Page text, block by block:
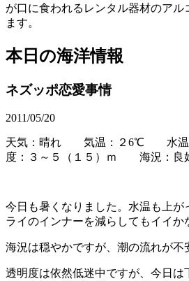
が口に食われるレンタル器材のアル
ます。
本日の海洋情報
ネズッポ恋愛事情
2011/05/20
天気：晴れ 気温：２6℃ 水
度：３～５（１５）ｍ 海況：良
今日も暑くなりました。水温も上が
ライのインナーを減らしてもイイか
海況は穏やかですが、潮の流れが不
透明度は依然低迷中ですが、今日は